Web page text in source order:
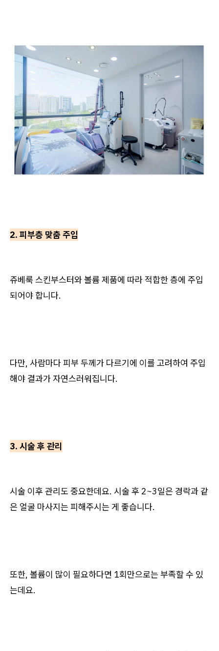
2. 피부층 맞춤 주입
쥬베룩 스킨부스터와 볼륨 제품에 따라 적합한 층에 주입
되어야 합니다.
다만, 사람마다 피부 두께가 다르기에 이를 고려하여 주입
해야 결과가 자연스러워집니다.
3. 시술 후 관리
시술 이후 관리도 중요한데요. 시술 후 2~3일은 경락과 같
은 얼굴 마사지는 피해주시는 게 좋습니다.
또한, 볼륨이 많이 필요하다면 1회만으로는 부족할 수 있
는데요.